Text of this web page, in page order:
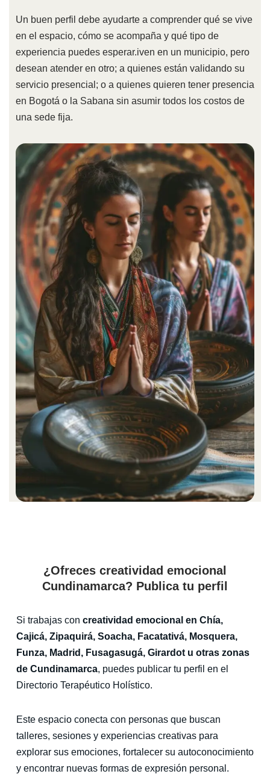
Un buen perfil debe ayudarte a comprender qué se vive
en el espacio, cómo se acompaña y qué tipo de
experiencia puedes esperar.iven en un municipio, pero
desean atender en otro; a quienes están validando su
servicio presencial; o a quienes quieren tener presencia
en Bogotá o la Sabana sin asumir todos los costos de
una sede fija.
¿Ofreces creatividad emocional
Cundinamarca? Publica tu perfil
Si trabajas con creatividad emocional en Chía,
Cajicá, Zipaquirá, Soacha, Facatativá, Mosquera,
Funza, Madrid, Fusagasugá, Girardot u otras zonas
de Cundinamarca, puedes publicar tu perfil en el
Directorio Terapéutico Holístico.
Este espacio conecta con personas que buscan
talleres, sesiones y experiencias creativas para
explorar sus emociones, fortalecer su autoconocimiento
y encontrar nuevas formas de expresión personal.